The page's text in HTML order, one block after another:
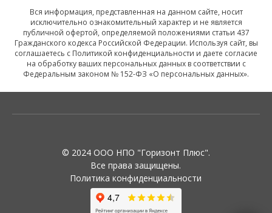
Вся информация, представленная на данном сайте, носит
исключительно ознакомительный характер и не является
публичной офертой, определяемой положениями статьи 437
Гражданского кодекса Российской Федерации. Используя сайт, вы
соглашаетесь с Политикой конфиденциальности и даете согласие
на обработку ваших персональных данных в соответствии с
Федеральным законом № 152-ФЗ «О персональных данных».
© 2024 ООО НПО "Горизонт Плюс".
Все права защищены.
Политика конфиденциальности